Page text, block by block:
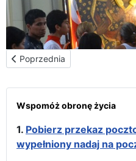
Poprzednia strona:
Poprzednia
Wspomóż obronę życia
1. Pobierz przekaz
wypełniony nadaj na